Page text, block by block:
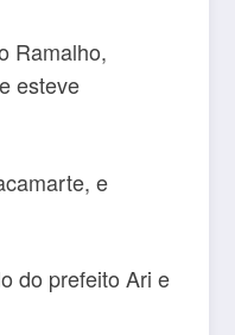
Ramalho,
esteve
e
do prefeito Ari e